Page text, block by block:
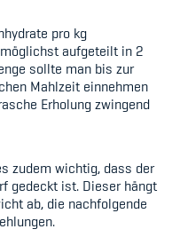
pro kg
aufgeteilt in 2
sollte man bis zur
Mahlzeit einnehmen
Erholung zwingend
zudem wichtig, dass der
gedeckt ist. Dieser hängt
ab, die nachfolgende